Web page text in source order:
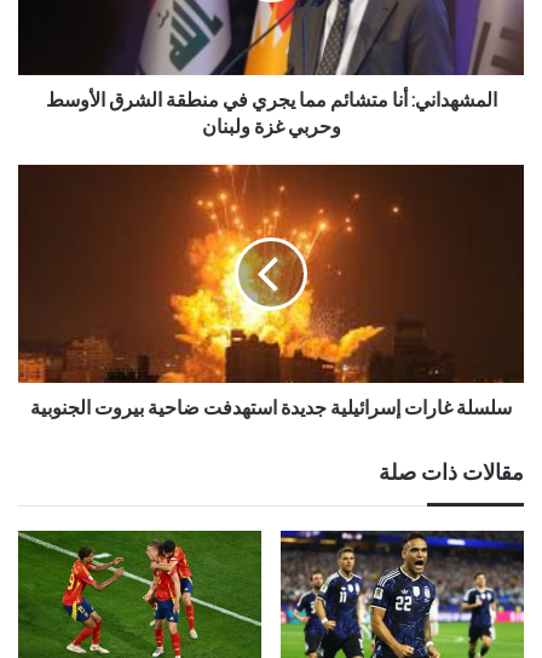
المشهداني: أنا متشائم مما يجري في منطقة الشرق الأوسط
وحربي غزة ولبنان
سلسلة غارات إسرائيلية جديدة استهدفت ضاحية بيروت الجنوبية
مقالات ذات صلة